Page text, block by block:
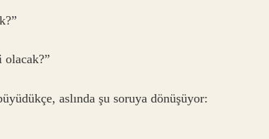
olacak?”
aslında şu soruya dönüşüyor: